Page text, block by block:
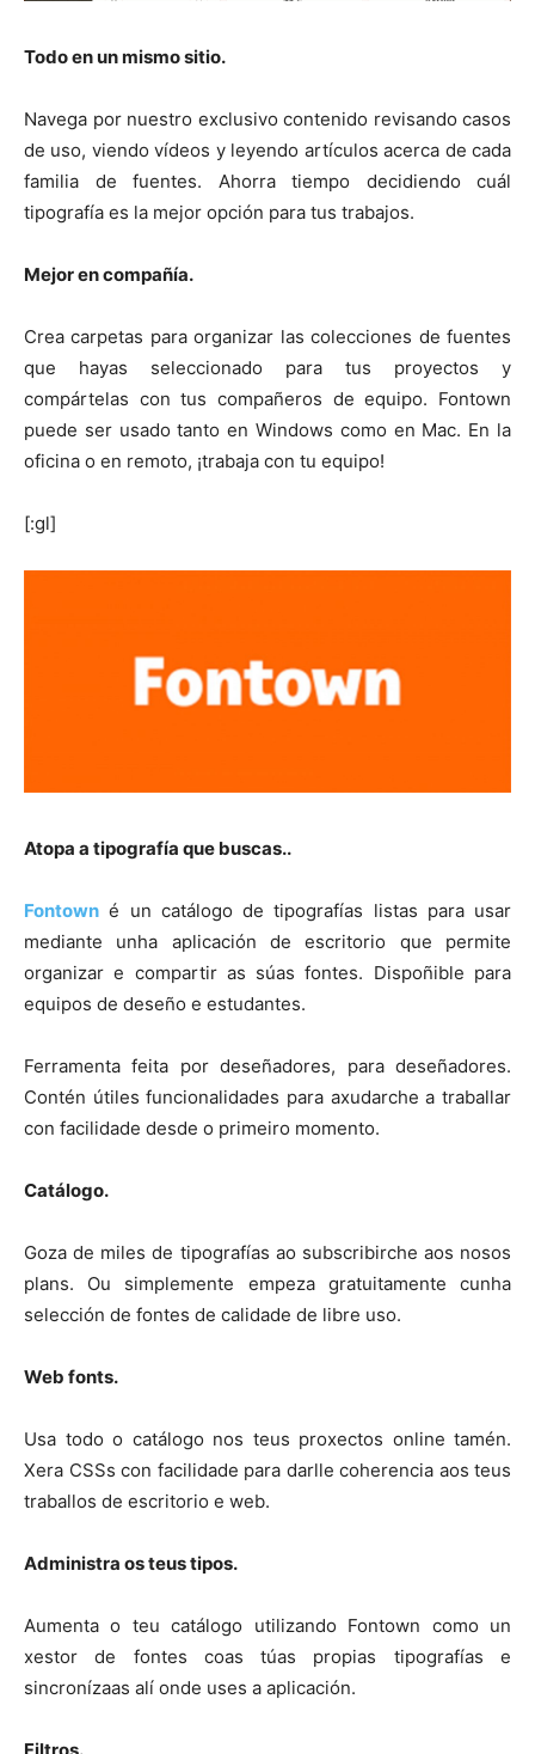
Todo en un mismo sitio.
Navega por nuestro exclusivo contenido revisando casos
de uso, viendo vídeos y leyendo artículos acerca de cada
familia de fuentes. Ahorra tiempo decidiendo cuál
tipografía es la mejor opción para tus trabajos.
Mejor en compañía.
Crea carpetas para organizar las colecciones de fuentes
que hayas seleccionado para tus proyectos y
compártelas con tus compañeros de equipo. Fontown
puede ser usado tanto en Windows como en Mac. En la
oficina o en remoto, ¡trabaja con tu equipo!
[:gl]
Atopa a tipografía que buscas..
Fontown é un catálogo de tipografías listas para usar
mediante unha aplicación de escritorio que permite
organizar e compartir as súas fontes. Dispoñible para
equipos de deseño e estudantes.
Ferramenta feita por deseñadores, para deseñadores.
Contén útiles funcionalidades para axudarche a traballar
con facilidade desde o primeiro momento.
Catálogo.
Goza de miles de tipografías ao subscribirche aos nosos
plans. Ou simplemente empeza gratuitamente cunha
selección de fontes de calidade de libre uso.
Web fonts.
Usa todo o catálogo nos teus proxectos online tamén.
Xera CSSs con facilidade para darlle coherencia aos teus
traballos de escritorio e web.
Administra os teus tipos.
Aumenta o teu catálogo utilizando Fontown como un
xestor de fontes coas túas propias tipografías e
sincronízaas alí onde uses a aplicación.